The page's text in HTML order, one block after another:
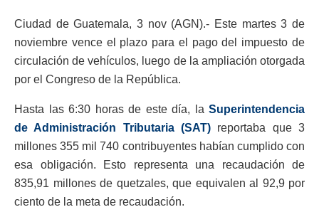
Ciudad de Guatemala, 3 nov (AGN).- Este martes 3 de
noviembre vence el plazo para el pago del impuesto de
circulación de vehículos, luego de la ampliación otorgada
por el Congreso de la República.
Hasta las 6:30 horas de este día, la Superintendencia
de Administración Tributaria (SAT) reportaba que 3
millones 355 mil 740 contribuyentes habían cumplido con
esa obligación. Esto representa una recaudación de
835,91 millones de quetzales, que equivalen al 92,9 por
ciento de la meta de recaudación.